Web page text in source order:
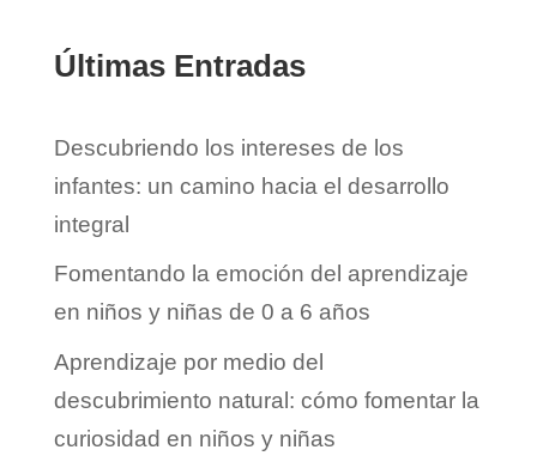
Últimas Entradas
Descubriendo los intereses de los
infantes: un camino hacia el desarrollo
integral
Fomentando la emoción del aprendizaje
en niños y niñas de 0 a 6 años
Aprendizaje por medio del
descubrimiento natural: cómo fomentar la
curiosidad en niños y niñas